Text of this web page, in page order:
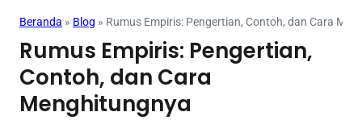
Beranda » Blog » Rumus Empiris: Pengertian, Contoh, dan Cara
Rumus Empiris: Pengertian,
Contoh, dan Cara
Menghitungnya